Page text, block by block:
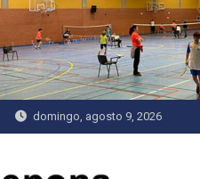
Saltar
contenido
domingo, agosto 9, 2026